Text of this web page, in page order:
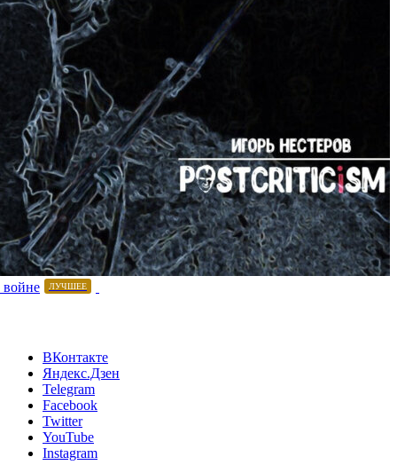
ЛУЧШЕЕ
ВКонтакте
Яндекс.Дзен
Telegram
Facebook
Twitter
YouTube
Instagram